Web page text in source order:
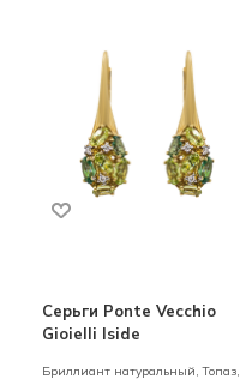
Серьги Ponte Vecchio
Gioielli Iside
Бриллиант натуральный, Топаз,